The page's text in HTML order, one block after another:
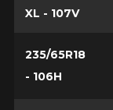
XL - 107V
235/65R18
- 106H